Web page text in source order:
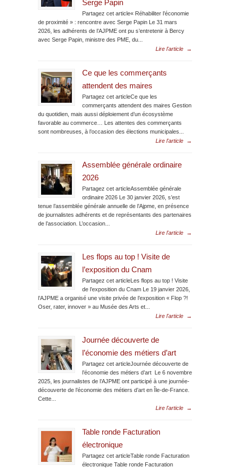
Serge Papin
Partagez cet article« Réhabiliter l’économie
de proximité » : rencontre avec Serge Papin Le 31 mars
2026, les adhérents de l’AJPME ont pu s’entretenir à Bercy
avec Serge Papin, ministre des PME, du...
Lire l'article
→
Ce que les commerçants
attendent des maires
Partagez cet articleCe que les
commerçants attendent des maires Gestion
du quotidien, mais aussi déploiement d’un écosystème
favorable au commerce… Les attentes des commerçants
sont nombreuses, à l’occasion des élections municipales...
Lire l'article
→
Assemblée générale ordinaire
2026
Partagez cet articleAssemblée générale
ordinaire 2026 Le 30 janvier 2026, s’est
tenue l’assemblée générale annuelle de l’Ajpme, en présence
de journalistes adhérents et de représentants des partenaires
de l’association. L’occasion...
Lire l'article
→
Les flops au top ! Visite de
l’exposition du Cnam
Partagez cet articleLes flops au top ! Visite
de l’exposition du Cnam Le 19 janvier 2026,
l’AJPME a organisé une visite privée de l’exposition « Flop ?!
Oser, rater, innover » au Musée des Arts et...
Lire l'article
→
Journée découverte de
l’économie des métiers d’art
Partagez cet articleJournée découverte de
l’économie des métiers d’art Le 6 novembre
2025, les journalistes de l’AJPME ont participé à une journée-
découverte de l’économie des métiers d’art en Île-de-France.
Cette...
Lire l'article
→
Table ronde Facturation
électronique
Partagez cet articleTable ronde Facturation
électronique Table ronde Facturation